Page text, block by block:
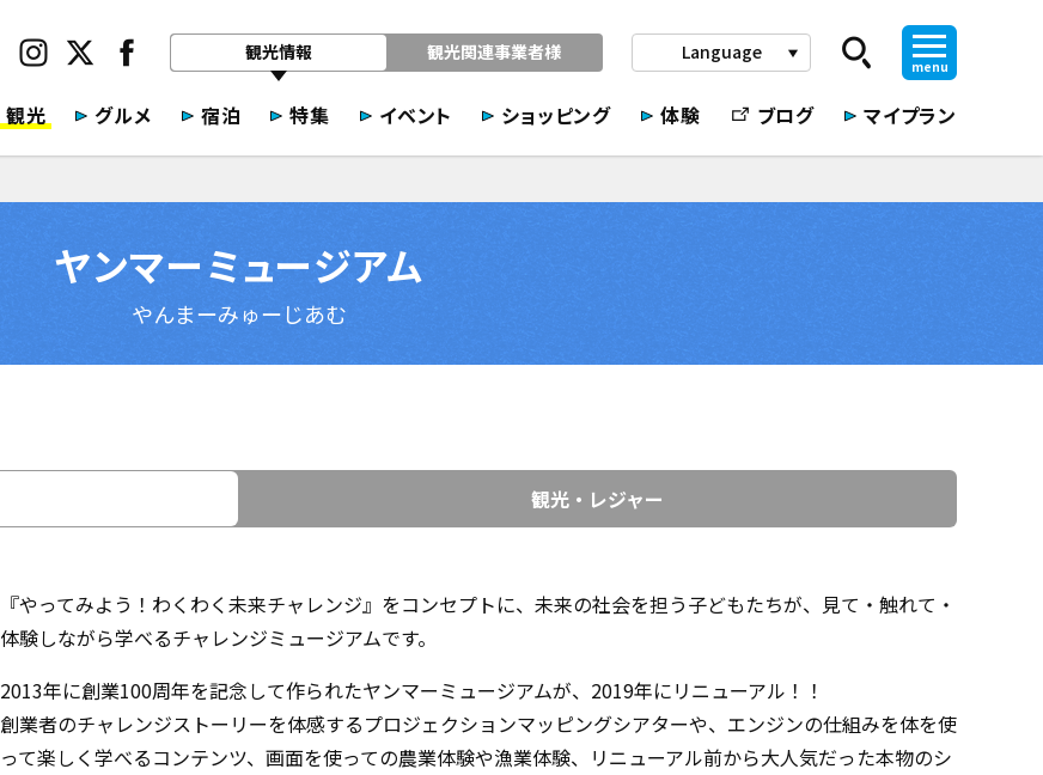
観光情報 観光関連事業者様 Language play_arrow
menu
観光 グルメ 宿泊 特集 イベント ショッピング 体験 ブログ マイプラン
ヤンマーミュージアム
やんまーみゅーじあむ
観光・レジャー
『やってみよう！わくわく未来チャレンジ』をコンセプトに、未来の社会を担う子どもたちが、見て・触れて・
体験しながら学べるチャレンジミュージアムです。
2013年に創業100周年を記念して作られたヤンマーミュージアムが、2019年にリニューアル！！
創業者のチャレンジストーリーを体感するプロジェクションマッピングシアターや、エンジンの仕組みを体を使
って楽しく学べるコンテンツ、画面を使っての農業体験や漁業体験、リニューアル前から大人気だった本物のシ